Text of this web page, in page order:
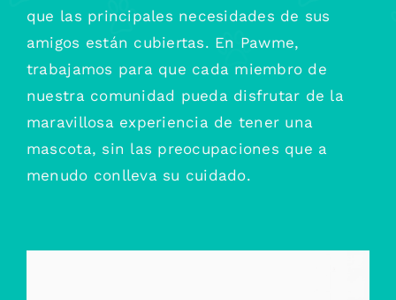
que las principales necesidades de sus
amigos están cubiertas. En Pawme,
trabajamos para que cada miembro de
nuestra comunidad pueda disfrutar de la
maravillosa experiencia de tener una
mascota, sin las preocupaciones que a
menudo conlleva su cuidado.